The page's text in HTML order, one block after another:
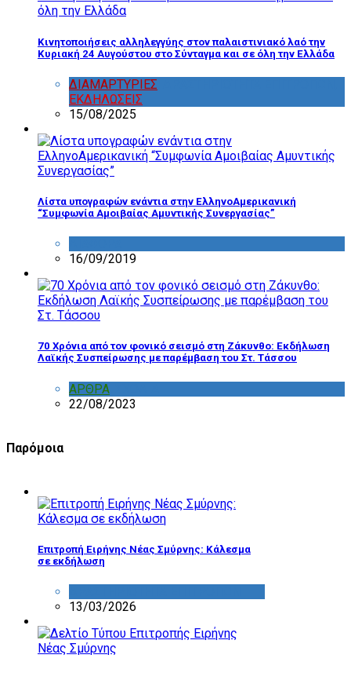
Κινητοποιήσεις αλληλεγγύης στον παλαιστινιακό λαό την
Κυριακή 24 Αυγούστου στο Σύνταγμα και σε όλη την Ελλάδα
ΔΙΑΜΑΡΤΥΡΙΕΣ
ΕΚΔΗΛΩΣΕΙΣ
15/08/2025
Λίστα υπογραφών ενάντια στην ΕλληνοΑμερικανική
“Συμφωνία Αμοιβαίας Αμυντικής Συνεργασίας”
16/09/2019
70 Χρόνια από τον φονικό σεισμό στη Ζάκυνθο: Εκδήλωση
Λαϊκής Συσπείρωσης με παρέμβαση του Στ. Τάσσου
ΑΡΘΡΑ
22/08/2023
Παρόμοια
Επιτροπή Ειρήνης Νέας Σμύρνης: Κάλεσμα
σε εκδήλωση
13/03/2026